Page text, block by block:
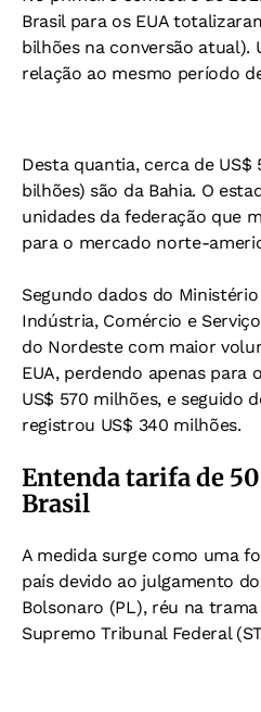
Brasil para os EUA
bilhões na conversão atual).
relação ao mesmo período
Desta quantia, cerca de US$
bilhões) são da Bahia. O
unidades da federação que
para o mercado norte-
Segundo dados do
Indústria, Comércio e
do Nordeste com maior
EUA, perdendo apenas para
US$ 570 milhões, e seguido
registrou US$ 340 milhões.
Entenda tarifa de
Brasil
A medida surge como uma
país devido ao julgamento
Bolsonaro (PL), réu na
Supremo Tribunal Federal